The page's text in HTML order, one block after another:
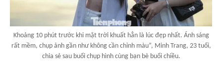
Khoảng 10 phút trước khi mặt trời khuất hẳn là lúc đẹp nhất. Ánh sáng
rất mềm, chụp ảnh gần như không cần chỉnh màu”, Minh Trang, 23 tuổi,
chia sẻ sau buổi chụp hình cùng bạn bè buổi chiều.